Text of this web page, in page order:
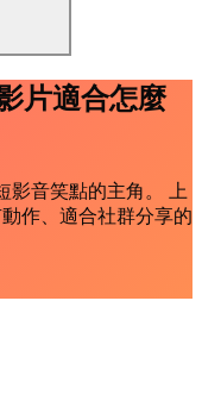
片適合怎麼
影音笑點的主角。 上
作、適合社群分享的